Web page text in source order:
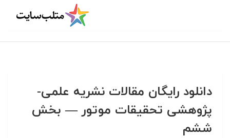
دانلود رایگان مقالات نشریه علمی-
پژوهشی تحقیقات موتور — بخش
ششم